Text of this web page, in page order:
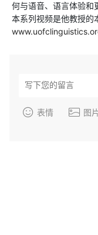
何与语音、语言体验和
本系列视频是他教授的
表情 图